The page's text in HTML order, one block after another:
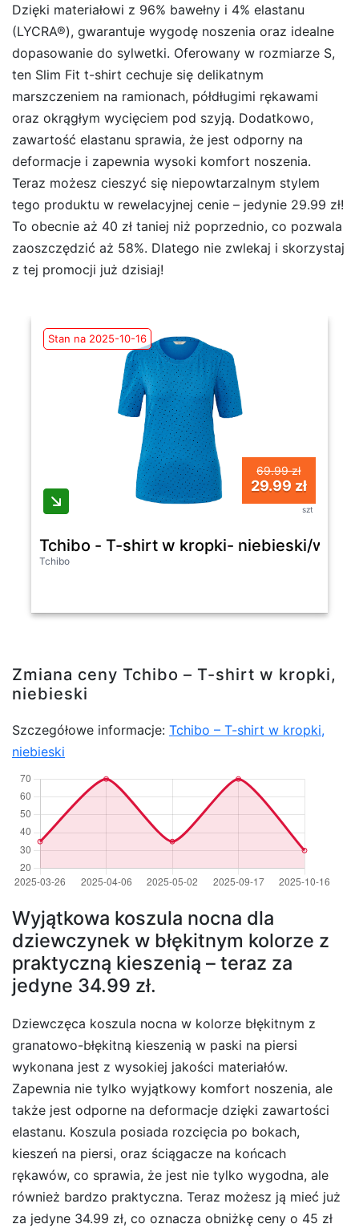
Dzięki materiałowi z 96% bawełny i 4% elastanu
(LYCRA®), gwarantuje wygodę noszenia oraz idealne
dopasowanie do sylwetki. Oferowany w rozmiarze S,
ten Slim Fit t-shirt cechuje się delikatnym
marszczeniem na ramionach, półdługimi rękawami
oraz okrągłym wycięciem pod szyją. Dodatkowo,
zawartość elastanu sprawia, że jest odporny na
deformacje i zapewnia wysoki komfort noszenia.
Teraz możesz cieszyć się niepowtarzalnym stylem
tego produktu w rewelacyjnej cenie – jedynie 29.99 zł!
To obecnie aż 40 zł taniej niż poprzednio, co pozwala
zaoszczędzić aż 58%. Dlatego nie zwlekaj i skorzystaj
z tej promocji już dzisiaj!
Stan na 2025-10-16
69.99 zł
29.99 zł
szt
Tchibo - T-shirt w kropki- niebieski/w
Tchibo
Zmiana ceny Tchibo – T-shirt w kropki,
niebieski
Szczegółowe informacje: Tchibo – T-shirt w kropki,
niebieski
Wyjątkowa koszula nocna dla
dziewczynek w błękitnym kolorze z
praktyczną kieszenią – teraz za
jedyne 34.99 zł.
Dziewczęca koszula nocna w kolorze błękitnym z
granatowo-błękitną kieszenią w paski na piersi
wykonana jest z wysokiej jakości materiałów.
Zapewnia nie tylko wyjątkowy komfort noszenia, ale
także jest odporne na deformacje dzięki zawartości
elastanu. Koszula posiada rozcięcia po bokach,
kieszeń na piersi, oraz ściągacze na końcach
rękawów, co sprawia, że jest nie tylko wygodna, ale
również bardzo praktyczna. Teraz możesz ją mieć już
za jedyne 34.99 zł, co oznacza obniżkę ceny o 45 zł